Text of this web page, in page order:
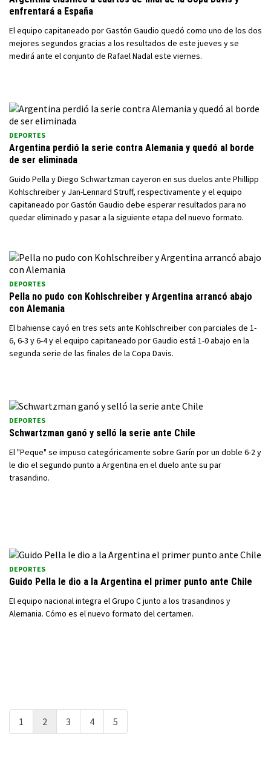
enfrentará a España
El equipo capitaneado por Gastón Gaudio quedó como uno de los dos
mejores segundos gracias a los resultados de este jueves y se
medirá ante el conjunto de Rafael Nadal este viernes.
DEPORTES
Argentina perdió la serie contra Alemania y quedó al borde
de ser eliminada
Guido Pella y Diego Schwartzman cayeron en sus duelos ante Phillipp
Kohlschreiber y Jan-Lennard Struff, respectivamente y el equipo
capitaneado por Gastón Gaudio debe esperar resultados para no
quedar eliminado y pasar a la siguiente etapa del nuevo formato.
DEPORTES
Pella no pudo con Kohlschreiber y Argentina arrancó abajo
con Alemania
El bahiense cayó en tres sets ante Kohlschreiber con parciales de 1-
6, 6-3 y 6-4 y el equipo capitaneado por Gaudio está 1-0 abajo en la
segunda serie de las finales de la Copa Davis.
DEPORTES
Schwartzman ganó y selló la serie ante Chile
El "Peque" se impuso categóricamente sobre Garín por un doble 6-2 y
le dio el segundo punto a Argentina en el duelo ante su par
trasandino.
DEPORTES
Guido Pella le dio a la Argentina el primer punto ante Chile
El equipo nacional integra el Grupo C junto a los trasandinos y
Alemania. Cómo es el nuevo formato del certamen.
1 2 3 4 5